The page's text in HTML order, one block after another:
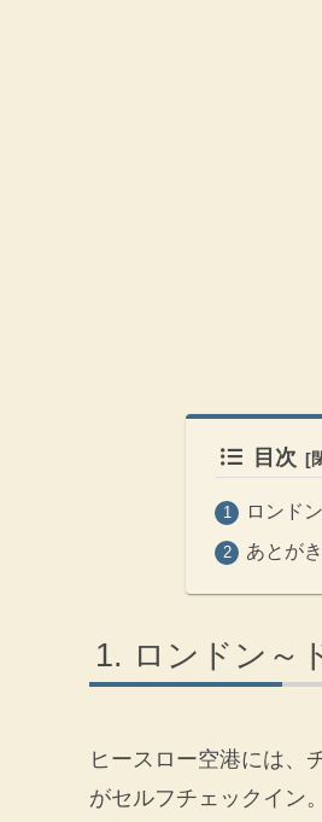
目次
ロンド
あとがき
ロンドン～
ヒースロー空港には、
がセルフチェックイン